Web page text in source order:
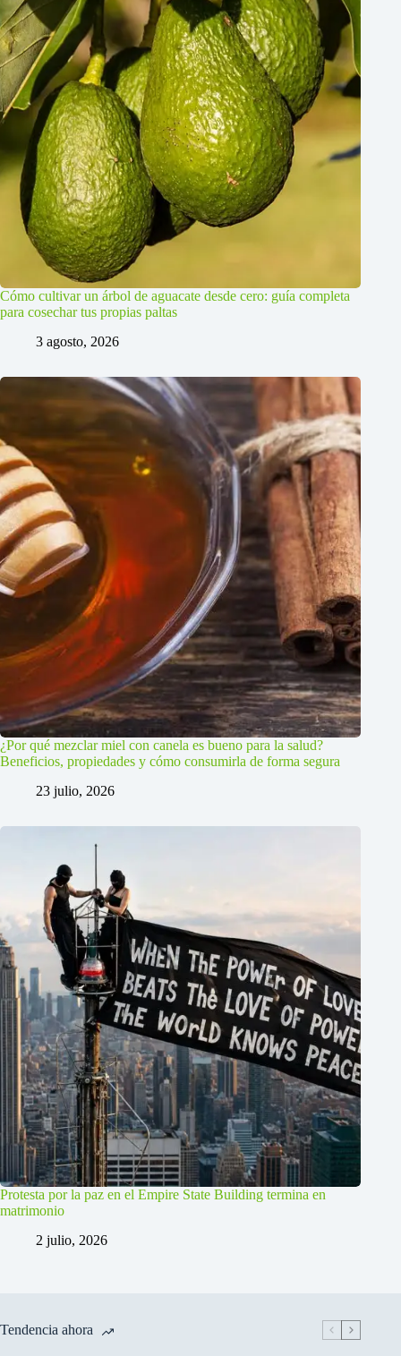
Cómo cultivar un árbol de aguacate desde cero: guía completa
para cosechar tus propias paltas
3 agosto, 2026
¿Por qué mezclar miel con canela es bueno para la salud?
Beneficios, propiedades y cómo consumirla de forma segura
23 julio, 2026
Protesta por la paz en el Empire State Building termina en
matrimonio
2 julio, 2026
Tendencia ahora